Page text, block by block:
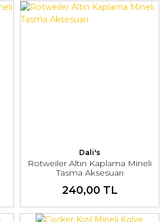
Dali's
Rotweiler Altın Kaplama Mineli
Tasma Aksesuarı
240,00 TL